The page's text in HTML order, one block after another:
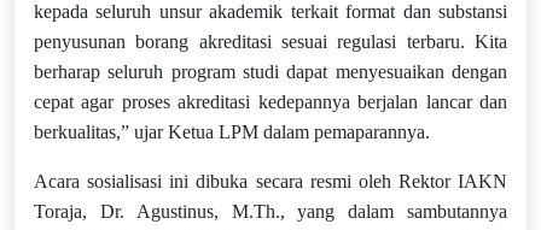
kepada seluruh unsur akademik terkait format dan substansi
penyusunan borang akreditasi sesuai regulasi terbaru. Kita
berharap seluruh program studi dapat menyesuaikan dengan
cepat agar proses akreditasi kedepannya berjalan lancar dan
berkualitas,” ujar Ketua LPM dalam pemaparannya.
Acara sosialisasi ini dibuka secara resmi oleh Rektor IAKN
Toraja, Dr. Agustinus, M.Th., yang dalam sambutannya